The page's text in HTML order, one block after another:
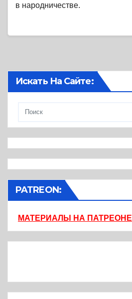
в народничестве.
Искать На Сайте:
PATREON:
МАТЕРИАЛЫ НА ПАТРЕОНЕ